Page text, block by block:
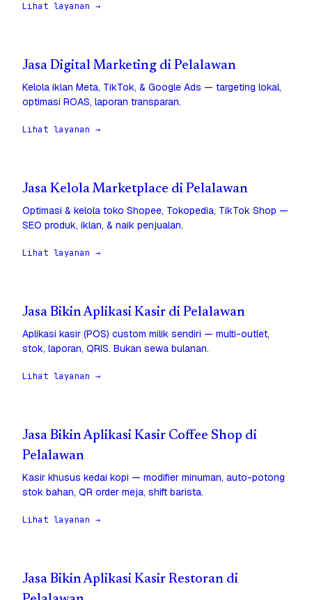
Lihat layanan →
Jasa Digital Marketing di Pelalawan
Kelola iklan Meta, TikTok, & Google Ads — targeting lokal,
optimasi ROAS, laporan transparan.
Lihat layanan →
Jasa Kelola Marketplace di Pelalawan
Optimasi & kelola toko Shopee, Tokopedia, TikTok Shop —
SEO produk, iklan, & naik penjualan.
Lihat layanan →
Jasa Bikin Aplikasi Kasir di Pelalawan
Aplikasi kasir (POS) custom milik sendiri — multi-outlet,
stok, laporan, QRIS. Bukan sewa bulanan.
Lihat layanan →
Jasa Bikin Aplikasi Kasir Coffee Shop di
Pelalawan
Kasir khusus kedai kopi — modifier minuman, auto-potong
stok bahan, QR order meja, shift barista.
Lihat layanan →
Jasa Bikin Aplikasi Kasir Restoran di